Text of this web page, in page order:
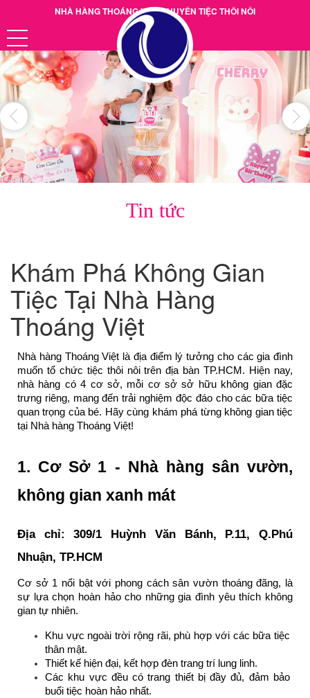
NHÀ HÀNG THOÁNG VIỆT CHUYÊN TIỆC THÔI NÔI
Hotline: 0901.38.39.40
Tin tức
Khám Phá Không Gian
Tiệc Tại Nhà Hàng
Thoáng Việt
Nhà hàng Thoáng Việt là địa điểm lý tưởng cho các gia đình
muốn tổ chức tiệc thôi nôi trên địa bàn TP.HCM. Hiện nay,
nhà hàng có 4 cơ sở, mỗi cơ sở sở hữu không gian đặc
trưng riêng, mang đến trải nghiệm độc đáo cho các bữa tiệc
quan trọng của bé. Hãy cùng khám phá từng không gian tiệc
tại Nhà hàng Thoáng Việt!
1. Cơ Sở 1 - Nhà hàng sân vườn,
không gian xanh mát
Địa chỉ: 309/1 Huỳnh Văn Bánh, P.11, Q.Phú
Nhuận, TP.HCM
Cơ sở 1 nổi bật với phong cách sân vườn thoáng đãng, là
sự lựa chọn hoàn hảo cho những gia đình yêu thích không
gian tự nhiên.
Khu vực ngoài trời rộng rãi, phù hợp với các bữa tiệc
thân mật.
Thiết kế hiện đại, kết hợp đèn trang trí lung linh.
Các khu vực đều có trang thiết bị đầy đủ, đảm bảo
buổi tiệc hoàn hảo nhất.